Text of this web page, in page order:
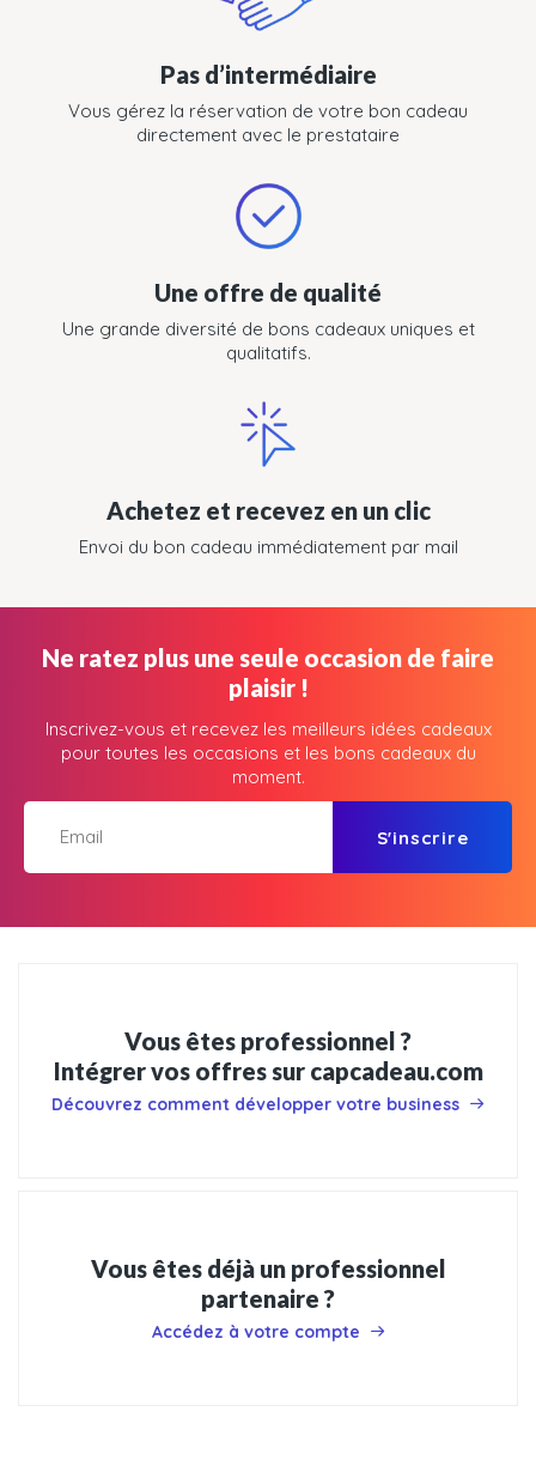
Pas d’intermédiaire
Vous gérez la réservation de votre bon cadeau
directement avec le prestataire
Une offre de qualité
Une grande diversité de bons cadeaux uniques et
qualitatifs.
Achetez et recevez en un clic
Envoi du bon cadeau immédiatement par mail
Ne ratez plus une seule occasion de faire
plaisir !
Inscrivez-vous et recevez les meilleurs idées cadeaux
pour toutes les occasions et les bons cadeaux du
moment.
S'inscrire
Vous êtes professionnel ?
Intégrer vos offres sur capcadeau.com
Découvrez comment développer votre business
Vous êtes déjà un professionnel
partenaire ?
Accédez à votre compte